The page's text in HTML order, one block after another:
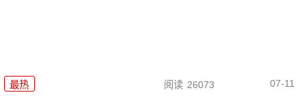
最热 阅读 26073 07-11